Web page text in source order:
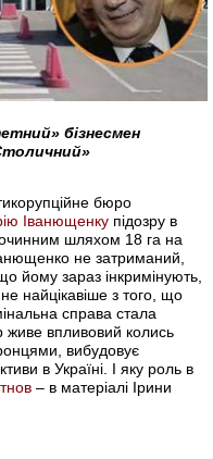
бізнесмен
бюро
Іванющенку підозру в
шляхом 18 га на
не затриманий,
йому зараз інкримінують,
найцікавіше з того, що
справа стала
живе впливовий колись
вибудовує
в Україні. І яку роль в
– в матеріалі Ірини